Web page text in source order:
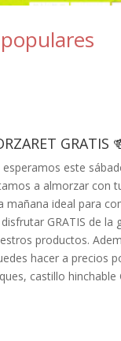
GRATIS
esperamos este
a almorzar con
mañana ideal para
GRATIS de la
productos.
hacer a precios
castillo hinchable